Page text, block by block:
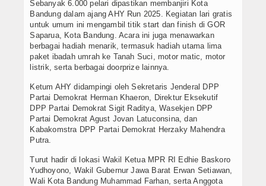
Sebanyak 6.000 pelari dipastikan membanjiri Kota
Bandung dalam ajang AHY Run 2025. Kegiatan lari gratis
untuk umum ini mengambil titik start dan finish di GOR
Saparua, Kota Bandung. Acara ini juga menawarkan
berbagai hadiah menarik, termasuk hadiah utama lima
paket ibadah umrah ke Tanah Suci, motor matic, motor
listrik, serta berbagai doorprize lainnya.
Ketum AHY didampingi oleh Sekretaris Jenderal DPP
Partai Demokrat Herman Khaeron, Direktur Eksekutif
DPP Partai Demokrat Sigit Raditya, Wasekjen DPP
Partai Demokrat Agust Jovan Latuconsina, dan
Kabakomstra DPP Partai Demokrat Herzaky Mahendra
Putra.
Turut hadir di lokasi Wakil Ketua MPR RI Edhie Baskoro
Yudhoyono, Wakil Gubernur Jawa Barat Erwan Setiawan,
Wali Kota Bandung Muhammad Farhan, serta Anggota